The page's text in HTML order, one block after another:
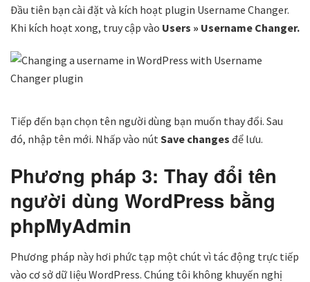
Đầu tiên bạn cài đặt và kích hoạt plugin Username Changer.
Khi kích hoạt xong, truy cập vào Users » Username Changer.
Tiếp đến bạn chọn tên người dùng bạn muốn thay đổi. Sau
đó, nhập tên mới. Nhấp vào nút Save changes để lưu.
Phương pháp 3: Thay đổi tên
người dùng WordPress bằng
phpMyAdmin
Phương pháp này hơi phức tạp một chút vì tác động trực tiếp
vào cơ sở dữ liệu WordPress. Chúng tôi không khuyến nghị